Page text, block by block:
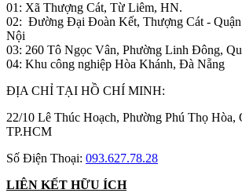
01: Xã Thượng Cát, Từ Liêm, HN.
02: Đường Đại Đoàn Kết, Thượng Cát -
Nội
03: 260 Tô Ngọc Vân, Phường Linh Đông,
04: Khu công nghiệp Hòa Khánh, Đà Nẵng
ĐỊA CHỈ TẠI HỒ CHÍ MINH:
22/10 Lê Thúc Hoạch, Phường Phú Thọ Hòa,
TP.HCM
Số Điện Thoại: 093.627.78.28
LIÊN KẾT HỮU ÍCH